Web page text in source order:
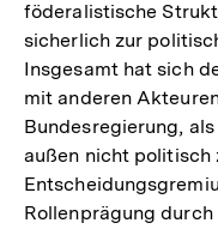
föderalistische
sicherlich zur
Insgesamt hat sich
mit anderen
Bundesregierung,
außen nicht politisch
Rollenprägung